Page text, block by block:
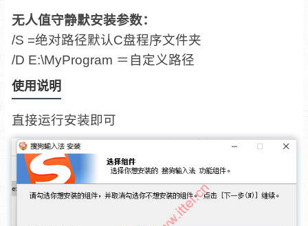
无人值守静默安装参数：
/S =绝对路径默认C盘程序文件夹
/D E:\MyProgram ＝自定义路径
使用说明
直接运行安装即可